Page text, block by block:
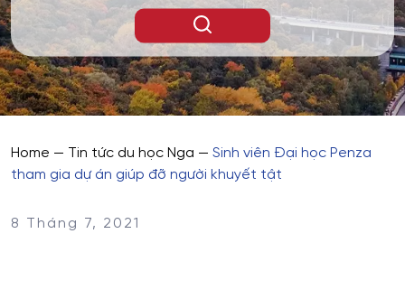
Home — Tin tức du học Nga — Sinh viên Đại học Penza
tham gia dự án giúp đỡ người khuyết tật
8 Tháng 7, 2021